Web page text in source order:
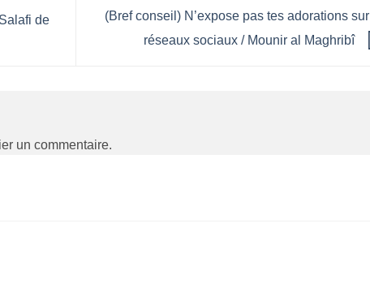
de
(Bref conseil) N’expose pas tes adorations
réseaux sociaux / Mounir al Maghribî
un commentaire.